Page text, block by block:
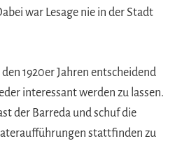
war Lesage nie in der Stadt
1920er Jahren entscheidend
interessant werden zu lassen.
der Barreda und schuf die
stattfinden zu